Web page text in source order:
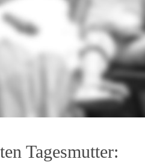
Tagesmutter: